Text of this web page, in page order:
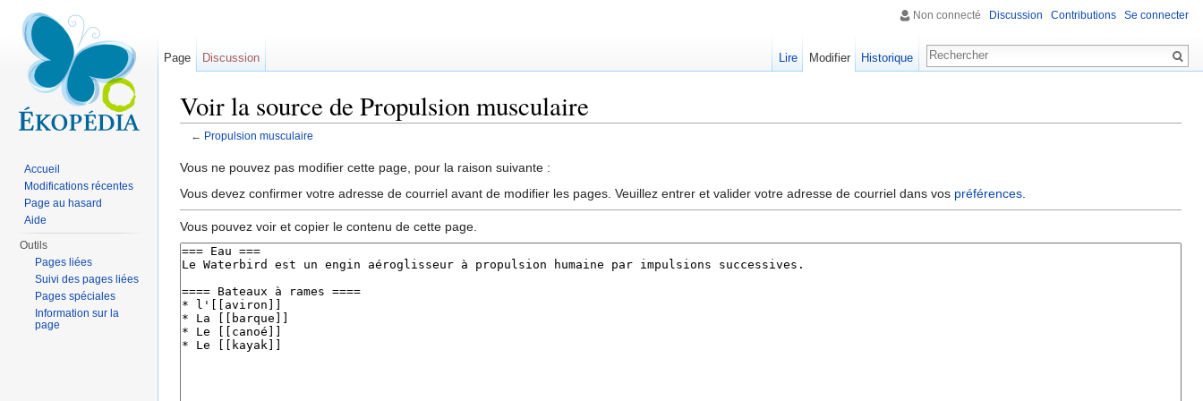
Voir la source de Propulsion musculaire
← Propulsion musculaire
Vous ne pouvez pas modifier cette page, pour la raison suivante :
Vous devez confirmer votre adresse de courriel avant de modifier les pages. Veuillez entrer et valider votre adresse de courriel dans vos préférences
Vous pouvez voir et copier le contenu de cette page.
Non connecté Discussion Contributions Se connecter
Page Discussion Lire Modifier Historique
Accueil
Modifications récentes
Page au hasard
Aide
Outils
Pages liées
Suivi des pages liées
Pages spéciales
Information sur la
page